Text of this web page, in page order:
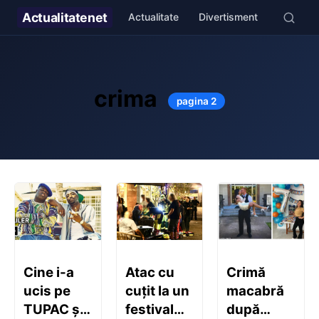
Actualitatenet Actualitate Divertisment Stil de
crima pagina 2
Cine i-a
ucis pe
TUPAC și
Atac cu
cuțit la un
festival
Crimă
macabră
după